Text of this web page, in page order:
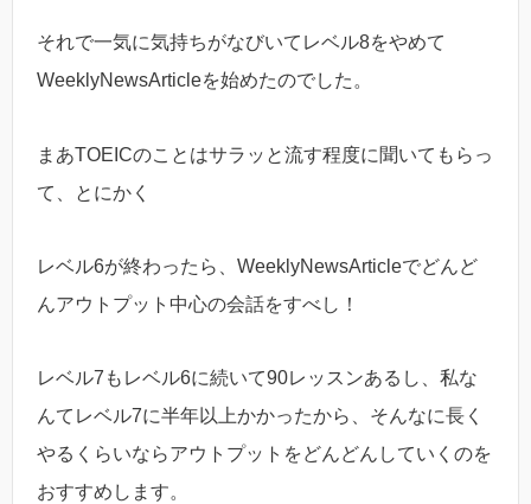
それで一気に気持ちがなびいてレベル8をやめて
WeeklyNewsArticleを始めたのでした。
まあTOEICのことはサラッと流す程度に聞いてもらっ
て、とにかく
レベル6が終わったら、WeeklyNewsArticleでどんど
んアウトプット中心の会話をすべし！
レベル7もレベル6に続いて90レッスンあるし、私な
んてレベル7に半年以上かかったから、そんなに長く
やるくらいならアウトプットをどんどんしていくのを
おすすめします。